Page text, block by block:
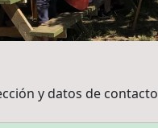
y datos de contacto